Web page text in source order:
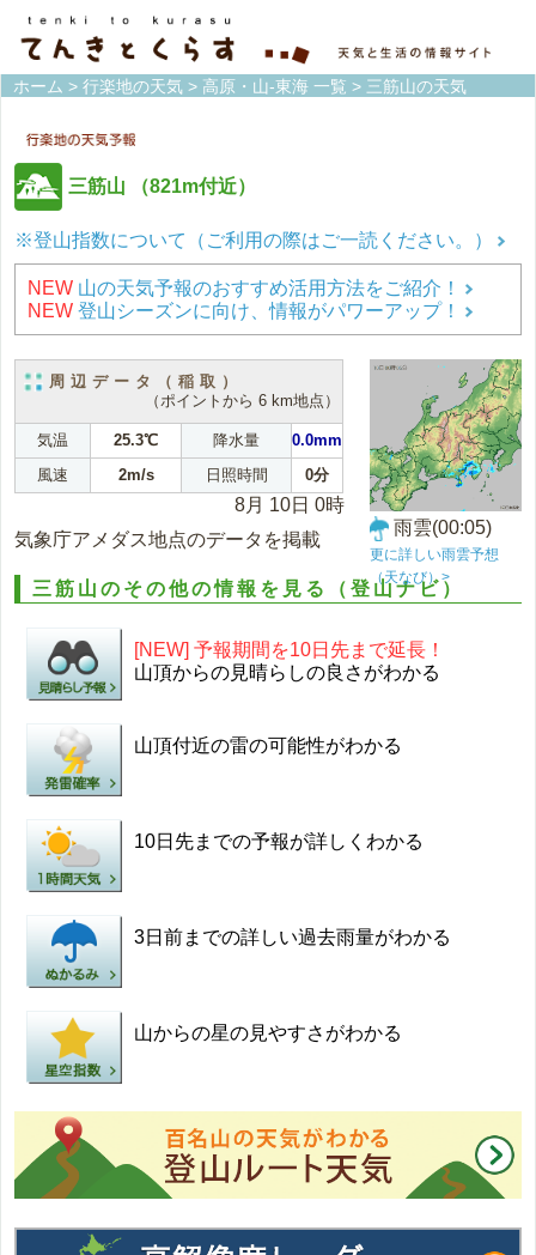
ホーム > 行楽地の天気 > 高原・山-東海 一覧 > 三筋山の天気
三筋山 （821m付近）
※登山指数について（ご利用の際はご一読ください。）
NEW 山の天気予報のおすすめ活用方法をご紹介！
NEW 登山シーズンに向け、情報がパワーアップ！
周辺データ（稲取）
（ポイントから 6 km地点）
気温 25.3℃ 降水量
0.0mm
風速
2m/s 日照時間 0分
8月 10日 0時
気象庁アメダス地点のデータを掲載
雨雲(00:05)
更に詳しい雨雲予想
（天なび）>
三筋山のその他の情報を見る（登山ナビ）
[NEW] 予報期間を10日先まで延長！
山頂からの見晴らしの良さがわかる
山頂付近の雷の可能性がわかる
10日先までの予報が詳しくわかる
3日前までの詳しい過去雨量がわかる
山からの星の見やすさがわかる